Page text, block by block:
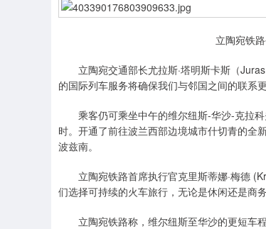
立陶宛铁
立陶宛交通部长尤拉斯·塔明斯卡斯（Juras
的国际列车服务将确保我们与邻国之间的联系
乘客仍可乘坐中午的维尔纽斯-华沙-克拉科
时。开通了前往波兰西部边境城市什切青的全
波兹南。
立陶宛铁路首席执行官克里斯蒂娜·梅德
们选择可持续的火车旅行，无论是休闲还是商
立陶宛铁路称，维尔纽斯至华沙的更短车程